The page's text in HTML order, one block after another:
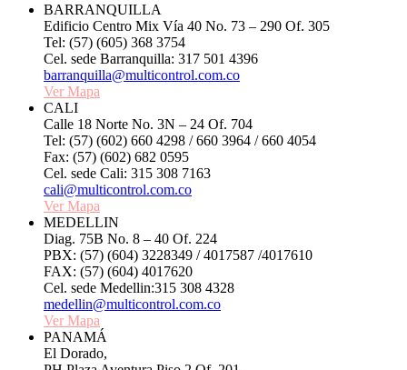
BARRANQUILLA
Edificio Centro Mix Vía 40 No. 73 – 290 Of. 305
Tel: (57) (605) 368 3754
Cel. sede Barranquilla: 317 501 4396
barranquilla@multicontrol.com.co
Ver Mapa
CALI
Calle 18 Norte No. 3N – 24 Of. 704
Tel: (57) (602) 660 4298 / 660 3964 / 660 4054
Fax: (57) (602) 682 0595
Cel. sede Cali: 315 308 7163
cali@multicontrol.com.co
Ver Mapa
MEDELLIN
Diag. 75B No. 8 – 40 Of. 224
PBX: (57) (604) 3228349 / 4017587 /4017610
FAX: (57) (604) 4017620
Cel. sede Medellin:315 308 4328
medellin@multicontrol.com.co
Ver Mapa
PANAMÁ
El Dorado,